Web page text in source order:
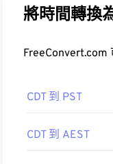
將時間轉換
FreeConvert.com
CDT 到 PST
CDT 到 AEST